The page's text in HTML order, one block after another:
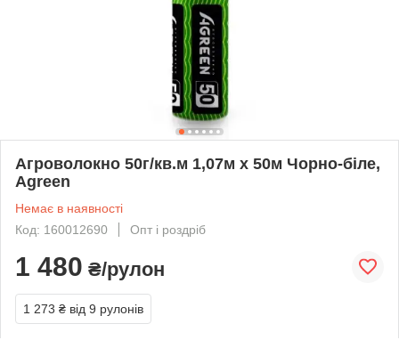
Агроволокно 50г/кв.м 1,07м х 50м Чорно-біле,
Agreen
Немає в наявності
Код: 160012690
Опт і роздріб
1 480 ₴/рулон
1 273 ₴ від 9 рулонів